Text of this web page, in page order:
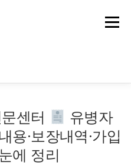
메뉴
센터
유병자
용·보장내역·가입
에 정리